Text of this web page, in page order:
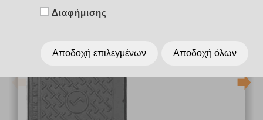
Διαφήμισης
Αποδοχή επιλεγμένων Αποδοχή όλων